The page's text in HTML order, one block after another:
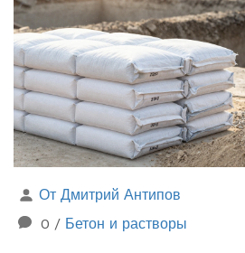
От Дмитрий Антипов
0 / Бетон и растворы